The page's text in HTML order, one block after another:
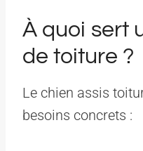
À quoi sert
de toiture ?
Le chien assis
besoins concrets :